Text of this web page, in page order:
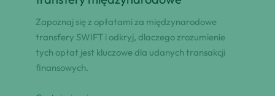
Zapoznaj się z opłatami za międzynarodowe
transfery SWIFT i odkryj, dlaczego zrozumienie
tych opłat jest kluczowe dla udanych transakcji
finansowych.